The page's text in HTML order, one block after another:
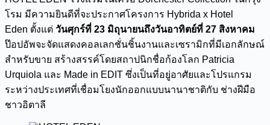
โรม มีความยินดีที่จะประกาศโครงการ Hybrida x Hotel
Eden ตั้งแต่ วันศุกร์ที่ 23 มิถุนายนถึงวันอาทิตย์ที่ 27 สิงหาคม
ป๊อปอัพจะจัดแสดงคอลเลกชั่นชิ้นงานและเซรามิกที่มีเอกลักษณ์
สำหรับขาย สร้างสรรค์โดยสถาปนิกชื่อก้องโลก Patricia
Urquiola และ Made in EDIT ซึ่งเป็นที่อยู่อาศัยและโปรแกรม
ระหว่างประเทศที่เชื่อมโยงนักออกแบบนานาชาติกับ ช่างฝีมือ
ชาวอิตาลี